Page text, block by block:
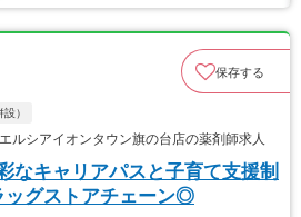
保存する
）
シアイオンタウン旗の台店の薬剤師求人
なキャリアパスと子育て支援制
ッグストアチェーン◎